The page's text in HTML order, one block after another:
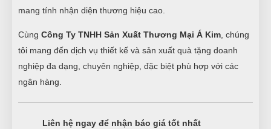
mang tính nhận diện thương hiệu cao.
Cùng Công Ty TNHH Sản Xuất Thương Mại Á Kim , chúng
tôi mang đến dịch vụ thiết kế và sản xuất quà tặng doanh
nghiệp đa dạng, chuyên nghiệp, đặc biệt phù hợp với các
ngân hàng.
Liên hệ ngay để nhận báo giá tốt nhất